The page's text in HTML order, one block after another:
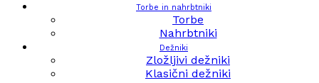
Torbe in nahrbtniki
Torbe
Nahrbtniki
Dežniki
Zložljivi dežniki
Klasični dežniki